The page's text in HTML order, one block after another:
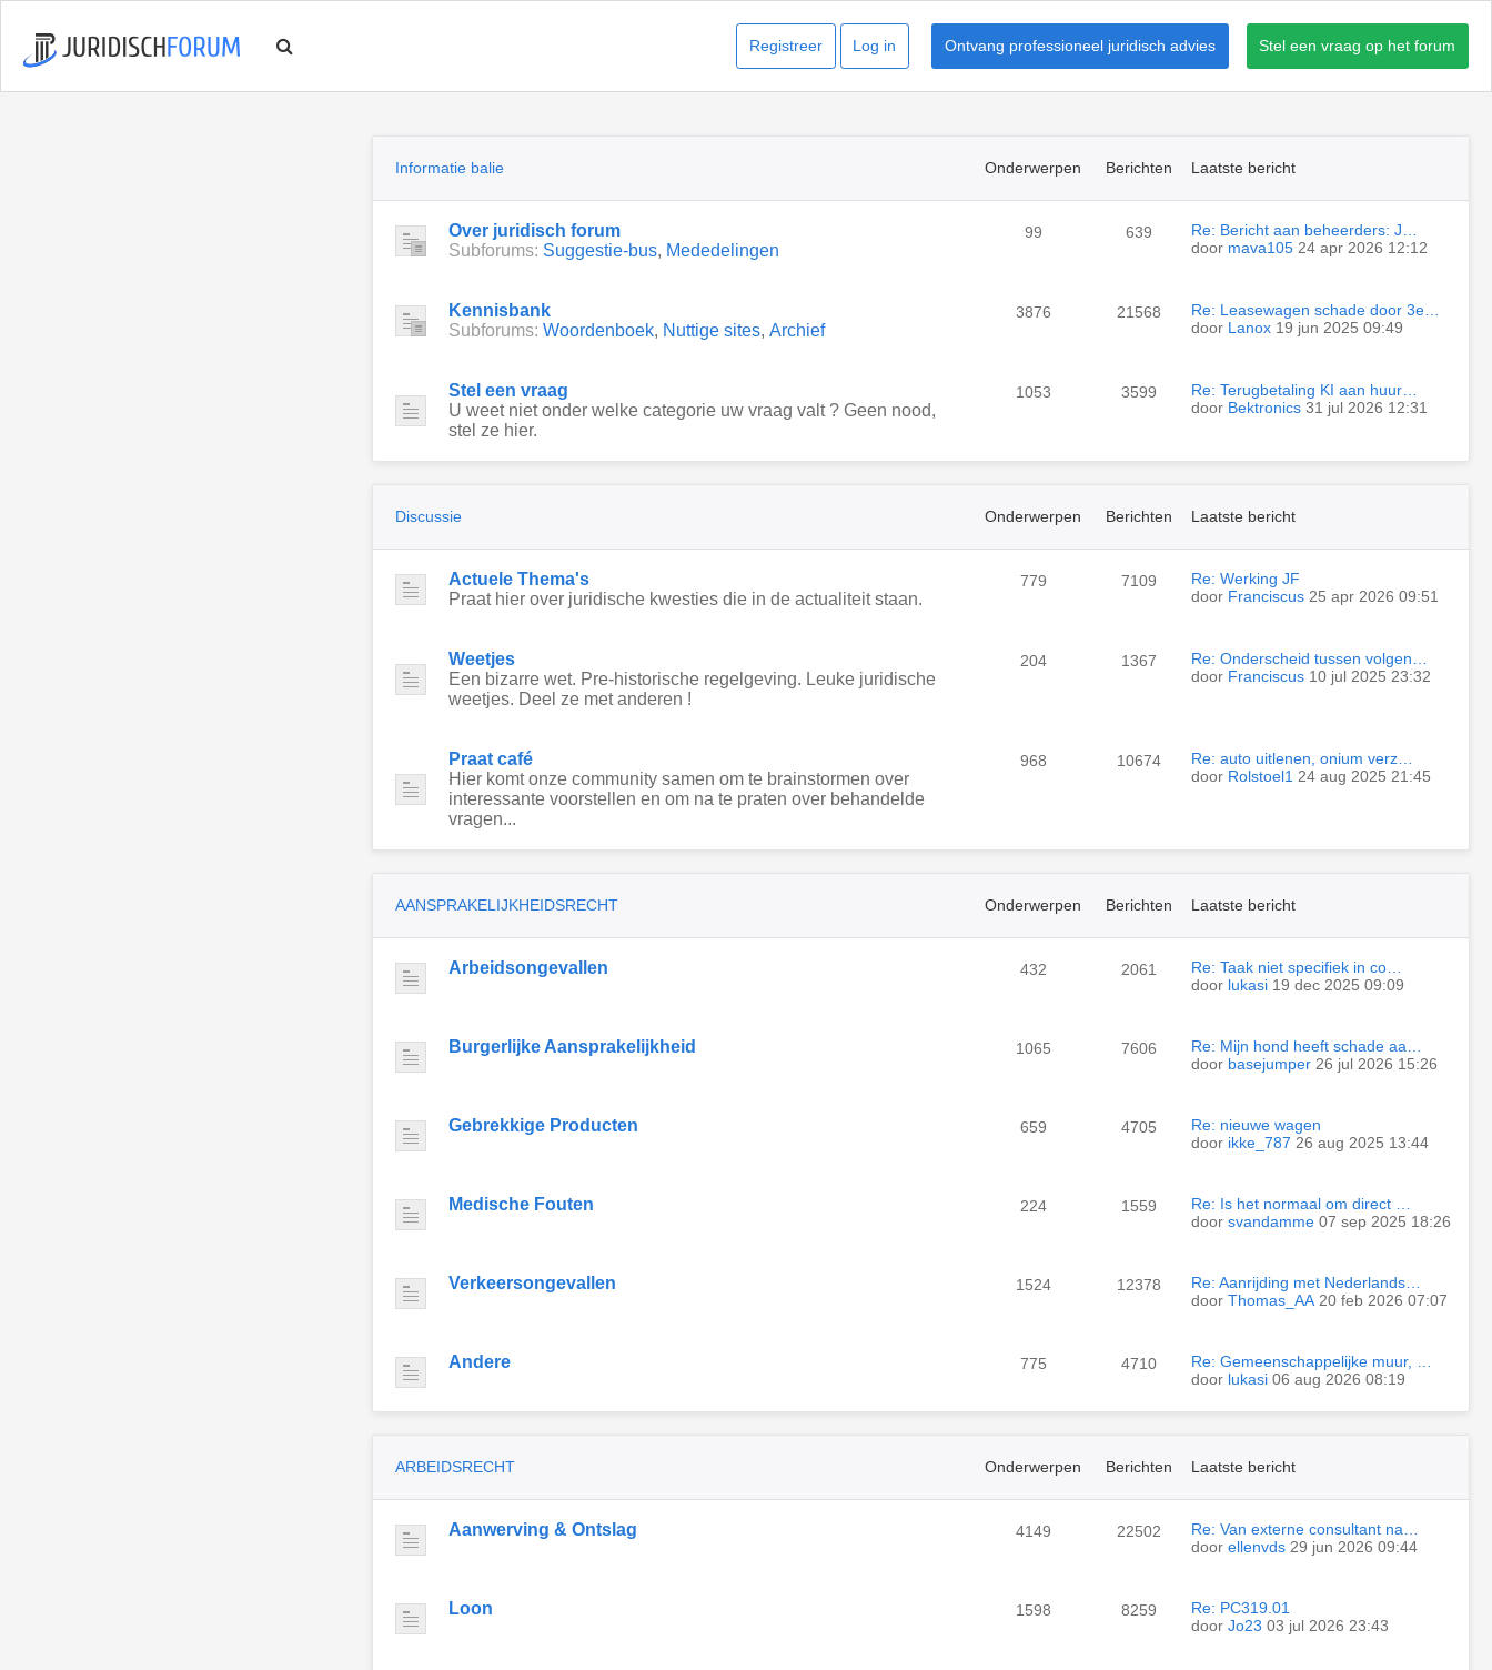
Stel een vraag op het forum
Ontvang professioneel juridisch advies
Log in
Registreer
Informatie balie Onderwerpen Berichten Laatste bericht
Over juridisch forum
Subforums: Suggestie-bus, Mededelingen
99 639
Re: Bericht aan beheerders: J…
door mava105 24 apr 2026 12:12
Kennisbank
Subforums: Woordenboek, Nuttige sites, Archief
3876 21568
Re: Leasewagen schade door 3e…
door Lanox 19 jun 2025 09:49
Stel een vraag
U weet niet onder welke categorie uw vraag valt ? Geen nood,
stel ze hier.
1053 3599
Re: Terugbetaling KI aan huur…
door Bektronics 31 jul 2026 12:31
Discussie Onderwerpen Berichten Laatste bericht
Actuele Thema's
Praat hier over juridische kwesties die in de actualiteit staan.
779 7109
Re: Werking JF
door Franciscus 25 apr 2026 09:51
Weetjes
Een bizarre wet. Pre-historische regelgeving. Leuke juridische
weetjes. Deel ze met anderen !
204 1367
Re: Onderscheid tussen volgen…
door Franciscus 10 jul 2025 23:32
Praat café
Hier komt onze community samen om te brainstormen over
interessante voorstellen en om na te praten over behandelde
vragen...
968 10674
Re: auto uitlenen, onium verz…
door Rolstoel1 24 aug 2025 21:45
AANSPRAKELIJKHEIDSRECHT Onderwerpen Berichten Laatste bericht
Arbeidsongevallen 432 2061
Re: Taak niet specifiek in co…
door lukasi 19 dec 2025 09:09
Burgerlijke Aansprakelijkheid 1065 7606
Re: Mijn hond heeft schade aa…
door basejumper 26 jul 2026 15:26
Gebrekkige Producten 659 4705
Re: nieuwe wagen
door ikke_787 26 aug 2025 13:44
Medische Fouten 224 1559
Re: Is het normaal om direct …
door svandamme 07 sep 2025 18:26
Verkeersongevallen 1524 12378
Re: Aanrijding met Nederlands…
door Thomas_AA 20 feb 2026 07:07
Andere 775 4710
Re: Gemeenschappelijke muur, …
door lukasi 06 aug 2026 08:19
ARBEIDSRECHT Onderwerpen Berichten Laatste bericht
Aanwerving & Ontslag 4149 22502
Re: Van externe consultant na…
door ellenvds 29 jun 2026 09:44
Loon 1598 8259
Re: PC319.01
door Jo23 03 jul 2026 23:43